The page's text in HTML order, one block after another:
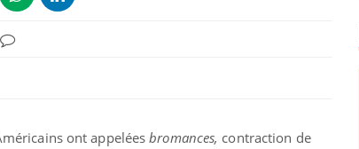
ont appeléesbromances, contraction de